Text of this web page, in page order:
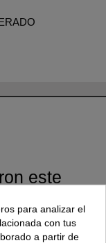
este
para analizar el
con tus
a partir de